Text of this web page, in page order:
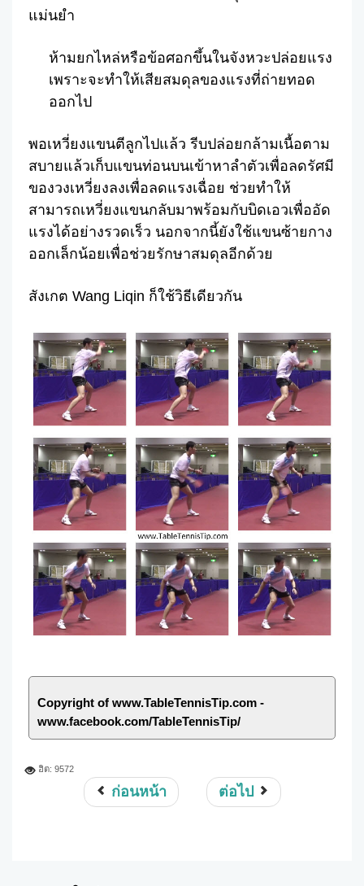
แม่นยำ
ห้ามยกไหล่หรือข้อศอกขึ้นในจังหวะปล่อยแรง
เพราะจะทำให้เสียสมดุลของแรงที่ถ่ายทอด
ออกไป
พอเหวี่ยงแขนตีลูกไปแล้ว รีบปล่อยกล้ามเนื้อตาม
สบายแล้วเก็บแขนท่อนบนเข้าหาลำตัวเพื่อลดรัศมี
ของวงเหวี่ยงลงเพื่อลดแรงเฉื่อย ช่วยทำให้
สามารถเหวี่ยงแขนกลับมาพร้อมกับบิดเอวเพื่ออัด
แรงได้อย่างรวดเร็ว นอกจากนี้ยังใช้แขนซ้ายกาง
ออกเล็กน้อยเพื่อช่วยรักษาสมดุลอีกด้วย
สังเกต Wang Liqin ก็ใช้วิธีเดียวกัน
Copyright of www.TableTennisTip.com -
www.facebook.com/TableTennisTip/
ฮิต: 9572
ก่อนหน้า ต่อไป